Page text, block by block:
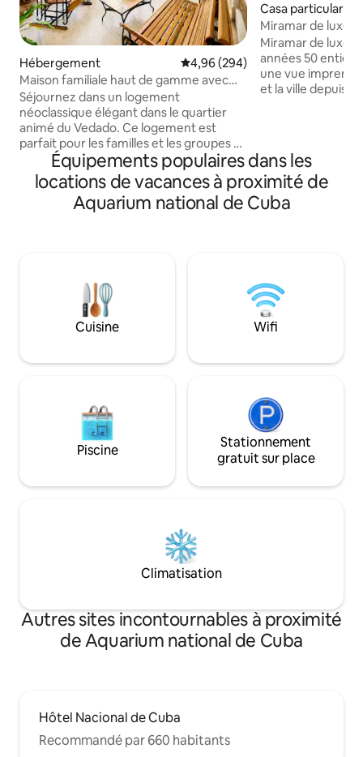
Hébergement Évaluation moyenne sur la
4,96 (294)
Maison familiale haut de gamme avec
électricité fiable
Séjournez dans un logement
néoclassique élégant dans le quartier
animé du Vedado. Ce logement est
parfait pour les familles et les groupes à
la recherche de confort et d'un bon
emplacement. - Marchez jusqu'au
Malecón, - Hôtel Nacional - Restaurants
les mieux notés - Révolution aquare - La
nocturne, de la culture et des lieux
incontournables. Réservez dès
maintenant pour découvrir La Havane
comme si vous y viviez, dans l’un des
Casa particular ⋅
Miramar, PLaya
Miramar de luxe
batterie,
Miramar de luxe.
années 50
une vue
et la ville depuis
dans cette
et 6 salles de
piscine au bord
extérieur
divertissement
Équipements populaires dans les
locations de vacances à proximité de
Aquarium national de Cuba
Cuisine Wifi
Piscine
Stationnement
gratuit sur place
Climatisation
Autres sites incontournables à proximité
de Aquarium national de Cuba
Hôtel Nacional de Cuba
Recommandé par 660 habitants